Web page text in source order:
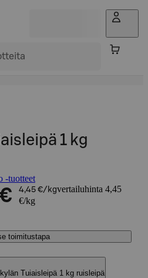
1 kg
-tuotteet
4,45 €/kgvertailuhinta 4,45
€/kg
toimitustapa
Tuiaisleipä 1 kg ruisleipä